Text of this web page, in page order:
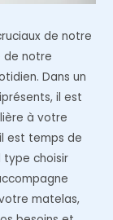
de notre
de notre
Dans un
il est
à votre
est temps de
type choisir
matelas,